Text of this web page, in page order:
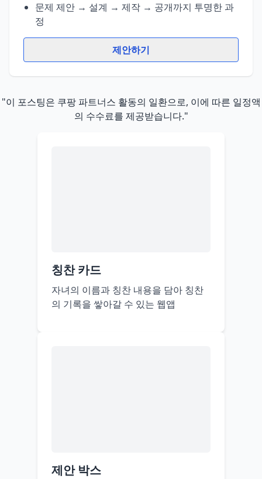
문제 제안 → 설계 → 제작 → 공개까지 투명한 과
정
제안하기
"이 포스팅은 쿠팡 파트너스 활동의 일환으로, 이에 따른 일정액
의 수수료를 제공받습니다."
칭찬 카드
자녀의 이름과 칭찬 내용을 담아 칭찬
의 기록을 쌓아갈 수 있는 웹앱
제안 박스